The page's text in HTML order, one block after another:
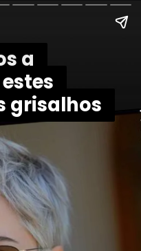
a
grisalhos
a
grisalhos